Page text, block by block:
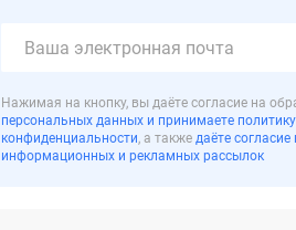
Нажимая на кнопку, вы даёте согласие на
персональных данных и принимаете политику
конфиденциальности, а также даёте
информационных и рекламных рассылок